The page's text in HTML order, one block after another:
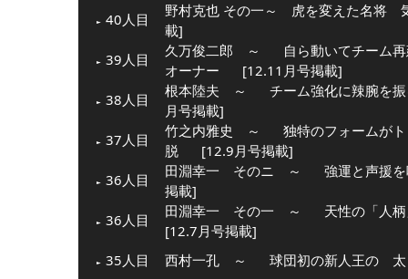
40人目
野村克也 その一～ 虎を変えた名将
載]
39人目
久万俊二郎 ～
自ら動いてチーム
オーナー
[12.11月号掲載]
38人目
根本陸夫 ～
チーム強化に辣腕を
月号掲載]
37人目
竹之内雅史 ～
独特のフォームが
脱
[12.9月号掲載]
36人目
田淵幸一 そのニ ～
強運と声援
掲載]
36人目
田淵幸一 その一 ～
天性の「人
[12.7月号掲載]
35人目
西村一孔 ～ 球団初の新人王の 太